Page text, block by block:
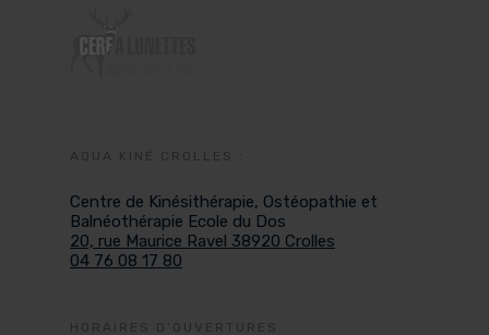
AQUA KINÉ CROLLES :
Centre de Kinésithérapie, Ostéopathie et
Balnéothérapie Ecole du Dos
20, rue Maurice Ravel 38920 Crolles
04 76 08 17 80
HORAIRES D’OUVERTURES :